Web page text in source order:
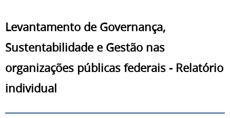
Levantamento de Governança,
Sustentabilidade e Gestão nas
organizações públicas federais - Relatório
individual